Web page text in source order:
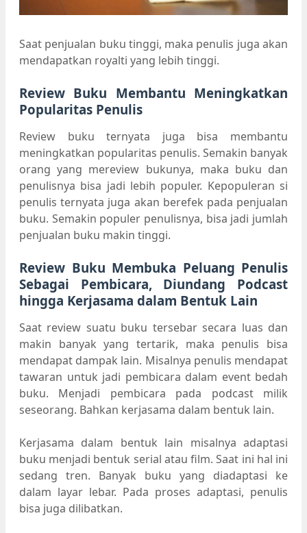
Saat penjualan buku tinggi, maka penulis juga akan
mendapatkan royalti yang lebih tinggi.
Review Buku Membantu Meningkatkan
Popularitas Penulis
Review buku ternyata juga bisa membantu
meningkatkan popularitas penulis. Semakin banyak
orang yang mereview bukunya, maka buku dan
penulisnya bisa jadi lebih populer. Kepopuleran si
penulis ternyata juga akan berefek pada penjualan
buku. Semakin populer penulisnya, bisa jadi jumlah
penjualan buku makin tinggi.
Review Buku Membuka Peluang Penulis
Sebagai Pembicara, Diundang Podcast
hingga Kerjasama dalam Bentuk Lain
Saat review suatu buku tersebar secara luas dan
makin banyak yang tertarik, maka penulis bisa
mendapat dampak lain. Misalnya penulis mendapat
tawaran untuk jadi pembicara dalam event bedah
buku. Menjadi pembicara pada podcast milik
seseorang. Bahkan kerjasama dalam bentuk lain.
Kerjasama dalam bentuk lain misalnya adaptasi
buku menjadi bentuk serial atau film. Saat ini hal ini
sedang tren. Banyak buku yang diadaptasi ke
dalam layar lebar. Pada proses adaptasi, penulis
bisa juga dilibatkan.